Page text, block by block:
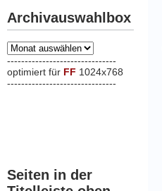
Archivauswahlbox
Archivauswahlbox
-------------------------------
optimiert für FF 1024x768
-------------------------------
Seiten in der